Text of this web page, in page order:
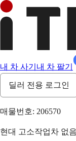
내 차 사기 내 차 팔기
딜러 전용 로그인
매물번호: 206570
현대 고소작업차 없